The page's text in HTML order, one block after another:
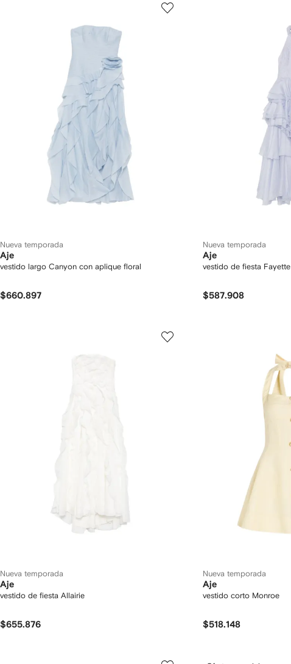
Nueva temporada
Aje
vestido largo Canyon con aplique floral
$660.897
Nueva temporada
Aje
vestido de fiesta Fayette
$587.908
Nueva temporada
Aje
vestido de fiesta Allairie
$655.876
Nueva temporada
Aje
vestido corto Monroe
$518.148